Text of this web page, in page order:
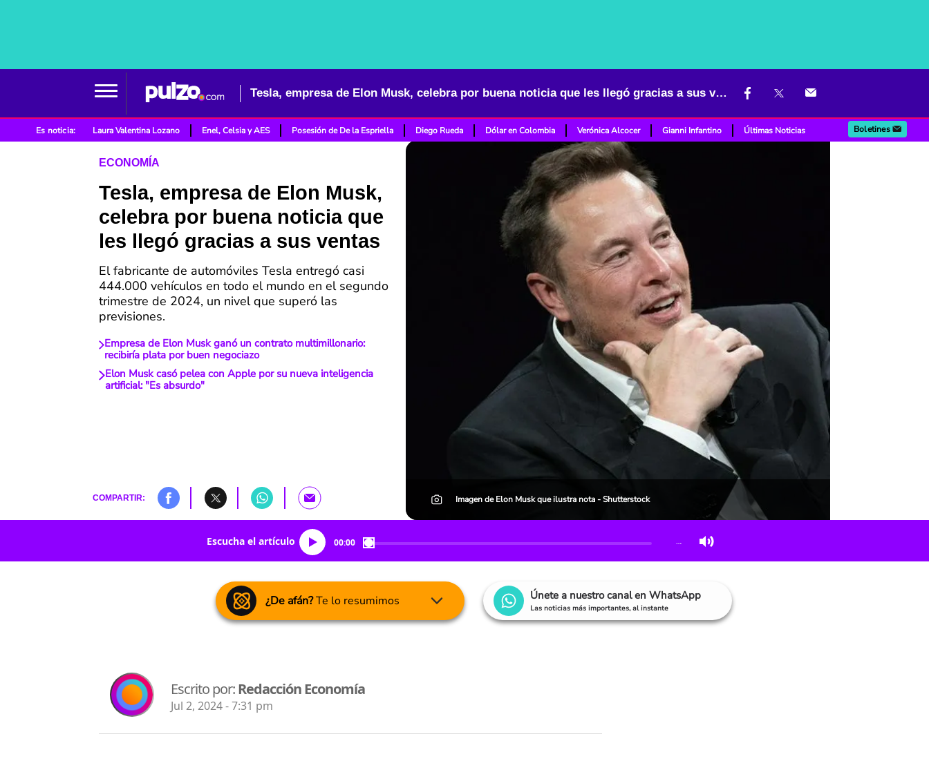
Tesla, empresa de Elon Musk, celebra por buena noticia que les llegó gracias a sus ventas
Es noticia: Laura Valentina Lozano Enel, Celsia y AES Posesión de De la Espriella Diego Rueda Dólar en Colombia Verónica Alcocer Gianni Infantino Últimas Noticias Boletines
ECONOMÍA
Tesla, empresa de Elon Musk,
celebra por buena noticia que
les llegó gracias a sus ventas
El fabricante de automóviles Tesla entregó casi
444.000 vehículos en todo el mundo en el segundo
trimestre de 2024, un nivel que superó las
previsiones.
Empresa de Elon Musk ganó un contrato multimillonario:
recibiría plata por buen negociazo
Elon Musk casó pelea con Apple por su nueva inteligencia
artificial: "Es absurdo"
COMPARTIR: Imagen de Elon Musk que ilustra nota - Shutterstock
Escucha el artículo 00:00 …
¿De afán?Te lo resumimos Únete a nuestro canal en WhatsApp
Las noticias más importantes, al instante
Escrito por:Redacción Economía
Jul 2, 2024 - 7:31 pm